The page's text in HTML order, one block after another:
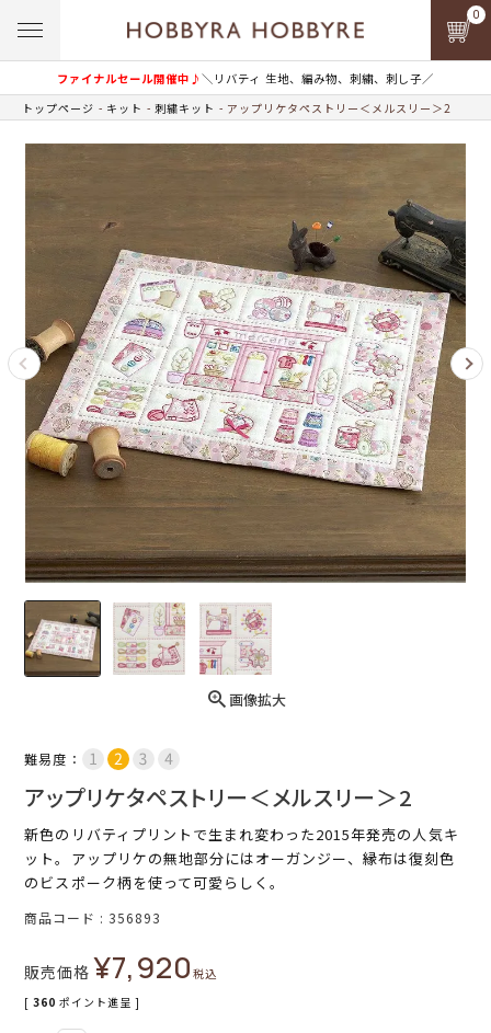
ファイナルセール開催中♪＼リバティ 生地、編み物、刺繍、刺し子／
0
トップページ キット 刺繍キット アップリケタペストリー＜メルスリー＞2
画像拡大
難易度：
アップリケタペストリー＜メルスリー＞2
新色のリバティプリントで生まれ変わった2015年発売の人気キ
ット。アップリケの無地部分にはオーガンジー、縁布は復刻色
のビスポーク柄を使って可愛らしく。
商品コード 356893
販売価格 ¥7,920税込
[ 360 ポイント進呈 ]